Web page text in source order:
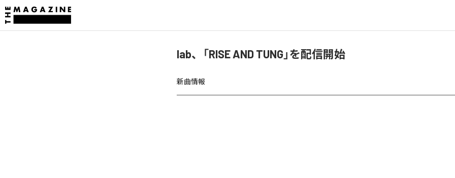
lab、「RISE AND TUNG」を配信開始
新曲情報